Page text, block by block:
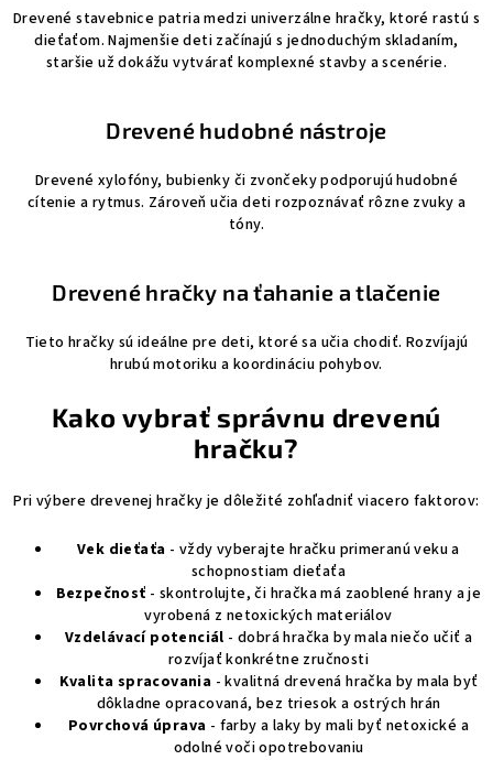
Drevené stavebnice patria medzi univerzálne hračky, ktoré rastú s
dieťaťom. Najmenšie deti začínajú s jednoduchým skladaním,
staršie už dokážu vytvárať komplexné stavby a scenérie.
Drevené hudobné nástroje
Drevené xylofóny, bubienky či zvončeky podporujú hudobné
cítenie a rytmus. Zároveň učia deti rozpoznávať rôzne zvuky a
tóny.
Drevené hračky na ťahanie a tlačenie
Tieto hračky sú ideálne pre deti, ktoré sa učia chodiť. Rozvíjajú
hrubú motoriku a koordináciu pohybov.
Kako vybrať správnu drevenú
hračku?
Pri výbere drevenej hračky je dôležité zohľadniť viacero faktorov:
Vek dieťaťa - vždy vyberajte hračku primeranú veku a
schopnostiam dieťaťa
Bezpečnosť - skontrolujte, či hračka má zaoblené hrany a je
vyrobená z netoxických materiálov
Vzdelávací potenciál - dobrá hračka by mala niečo učiť a
rozvíjať konkrétne zručnosti
Kvalita spracovania - kvalitná drevená hračka by mala byť
dôkladne opracovaná, bez triesok a ostrých hrán
Povrchová úprava - farby a laky by mali byť netoxické a
odolné voči opotrebovaniu